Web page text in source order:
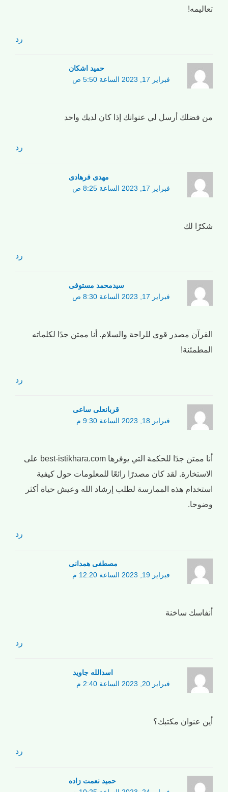
تعاليمه!
رد
حمید اشکان
فبراير 17, 2023 الساعة 5:50 ص
من فضلك أرسل لي عنوانك إذا كان لديك واحد
رد
مهدی فرهادی
فبراير 17, 2023 الساعة 8:25 ص
شكرًا لك
رد
سیدمحمد مستوفی
فبراير 17, 2023 الساعة 8:30 ص
القرآن مصدر قوي للراحة والسلام. أنا ممتن جدًا لكلماته
المطمئنة!
رد
قربانعلی ساعی
فبراير 18, 2023 الساعة 9:30 م
أنا ممتن جدًا للحكمة التي يوفرها best-istikhara.com على
الاستخارة. لقد كان مصدرًا رائعًا للمعلومات حول كيفية
استخدام هذه الممارسة لطلب إرشاد الله وعيش حياة أكثر
وضوحا.
رد
مصطفی همدانی
فبراير 19, 2023 الساعة 12:20 م
أنفاسك ساخنة
رد
اسدالله جاوید
فبراير 20, 2023 الساعة 2:40 م
أين عنوان مكتبك؟
رد
حمید نعمت زاده